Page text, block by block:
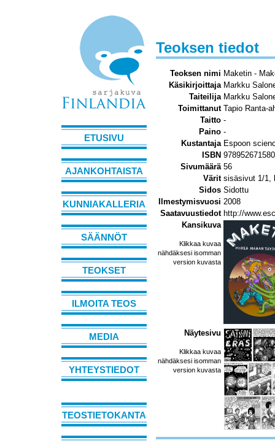
ETUSIVU
AJANKOHTAISTA
KUNNIAKALLERIA
SÄÄNNÖT
TEOKSET
ILMOITA TEOS
MEDIA
YHTEYSTIEDOT
TEOSTIETOKANTA
Teoksen tiedot
Teoksen nimi Maketin -
Käsikirjoittaja Markku
Taiteilija Markku
Toimittanut Tapio Ranta-
Taitto -
Paino -
Kustantaja Espoon
ISBN
Sivumäärä 56
Värit sisäsivut 1/1,
Sidos Sidottu
Ilmestymisvuosi 2008
Saatavuustiedot http://
Kansikuva
Klikkaa kuvaa
nähdäksesi isomman
version kuvasta
Näytesivu
Klikkaa kuvaa
nähdäksesi isomman
version kuvasta